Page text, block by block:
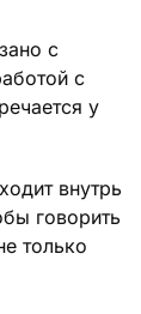
с
с
у
внутрь
говорить
только